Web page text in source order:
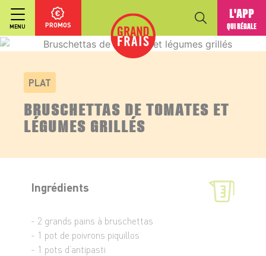
MENU PROMOS
L'APP
QUI RÉGALE
PLAT
BRUSCHETTAS DE TOMATES ET
LÉGUMES GRILLÉS
Ingrédients
- 2 grands pains à bruschettas
- 1 pot de poivrons piquillos
- 1 pots d’antipasti